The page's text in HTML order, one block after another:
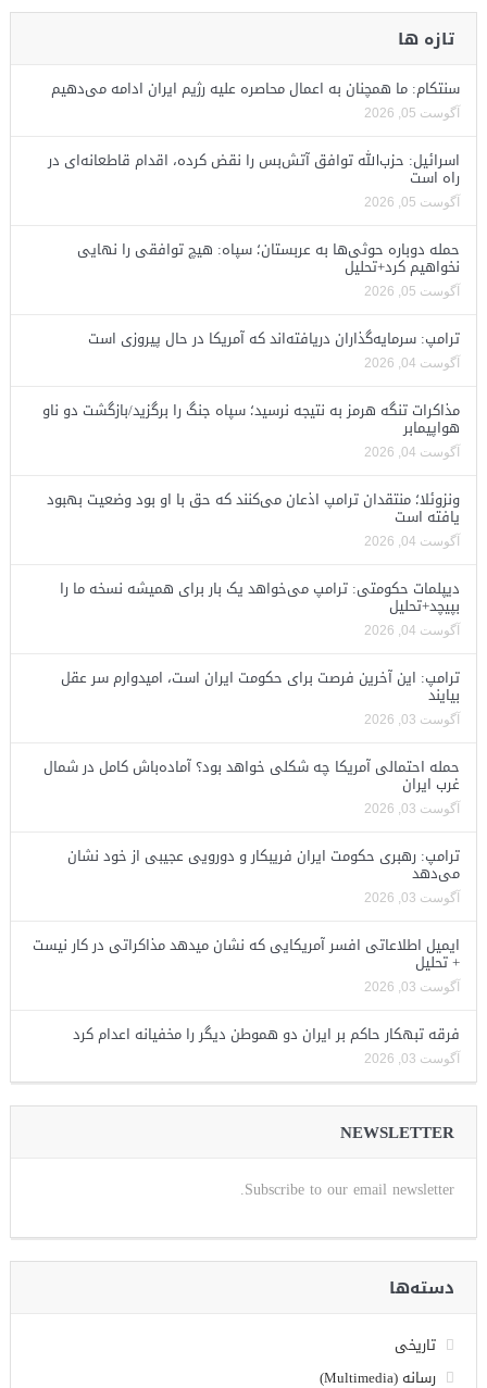
تازه ها
سنتکام: ما همچنان به اعمال محاصره علیه رژیم ایران ادامه می‌دهیم
آگوست 05, 2026
اسرائیل: حزب‌الله توافق آتش‌بس را نقض کرده، اقدام قاطعانه‌ای در
راه است
آگوست 05, 2026
حمله دوباره حوثی‌ها به عربستان؛ سپاه: هیچ توافقی را نهایی
نخواهیم کرد+تحلیل
آگوست 05, 2026
ترامپ: سرمایه‌گذاران دریافته‌اند که آمریکا در حال پیروزی است
آگوست 04, 2026
مذاکرات تنگه هرمز به نتیجه نرسید؛ سپاه جنگ را برگزید/بازگشت دو ناو
هواپیمابر
آگوست 04, 2026
ونزوئلا؛ منتقدان ترامپ اذعان می‌کنند که حق با او بود وضعیت بهبود
یافته است
آگوست 04, 2026
دیپلمات حکومتی: ترامپ می‌خواهد یک بار برای همیشه نسخه ما را
بپیچد+تحلیل
آگوست 04, 2026
ترامپ: این آخرین فرصت برای حکومت ایران است، امیدوارم سر عقل
بیایند
آگوست 03, 2026
حمله احتمالی آمریکا چه شکلی خواهد بود؟ آماده‌باش کامل در شمال
غرب ایران
آگوست 03, 2026
ترامپ: رهبری حکومت ایران فریبکار و دورویی عجیبی از خود نشان
می‌دهد
آگوست 03, 2026
ایمیل اطلاعاتی افسر آمریکایی که نشان میدهد مذاکراتی در کار نیست
+ تحلیل
آگوست 03, 2026
فرقه تبهکار حاکم بر ایران دو هموطن دیگر را مخفیانه اعدام کرد
آگوست 03, 2026
NEWSLETTER
Subscribe to our email newsletter.
دسته‌ها
تاریخی
رسانه (Multimedia)